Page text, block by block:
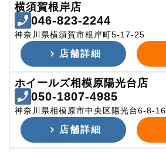
横須賀根岸店
046-823-2244
神奈川県横須賀市根岸町5-17-25
店舗詳細
ホイールズ相模原陽光台店
050-1807-4985
神奈川県相模原市中央区陽光台6-8-16
店舗詳細